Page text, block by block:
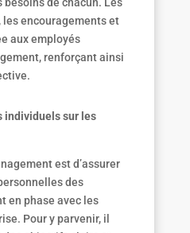
encouragements et
aux employés
renforçant ainsi
individuels sur les
est d’assurer
des
en phase avec les
Pour y parvenir, il